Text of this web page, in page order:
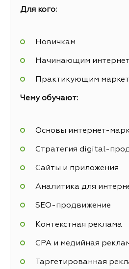
Для кого:
Новичкам
Начинающим
Практикующим
Чему обучают:
Основы интернет-
Стратегия digital-
Сайты и приложения
Аналитика для
SEO-продвижение
Контекстная реклама
СРА и медийная
Таргетированная